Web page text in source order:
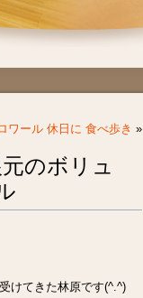
ワール 休日に 食べ歩き »
のボリュ
けてきた林原です(^.^)